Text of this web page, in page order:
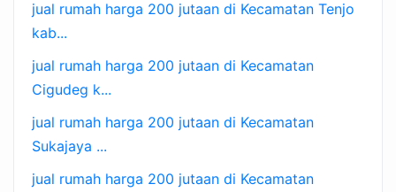
jual rumah harga 200 jutaan di Kecamatan Tenjo
kab...
jual rumah harga 200 jutaan di Kecamatan
Cigudeg k...
jual rumah harga 200 jutaan di Kecamatan
Sukajaya ...
jual rumah harga 200 jutaan di Kecamatan